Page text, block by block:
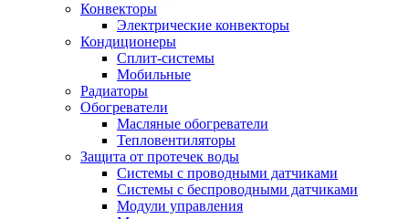
Конвекторы
Электрические конвекторы
Кондиционеры
Сплит-системы
Мобильные
Радиаторы
Обогреватели
Масляные обогреватели
Тепловентиляторы
Защита от протечек воды
Системы с проводными датчиками
Системы с беспроводными датчиками
Модули управления